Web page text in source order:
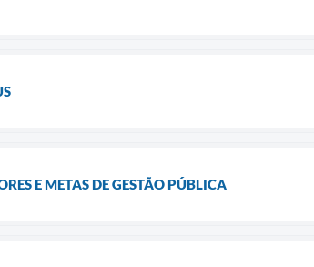
E METAS DE GESTÃO PÚBLICA